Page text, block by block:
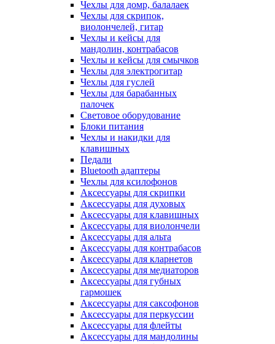
Чехлы для домр, балалаек
Чехлы для скрипок,
виолончелей, гитар
Чехлы и кейсы для
мандолин, контрабасов
Чехлы и кейсы для смычков
Чехлы для электрогитар
Чехлы для гуслей
Чехлы для барабанных
палочек
Световое оборудование
Блоки питания
Чехлы и накидки для
клавишных
Педали
Bluetooth адаптеры
Чехлы для ксилофонов
Аксессуары для скрипки
Аксессуары для духовых
Аксессуары для клавишных
Аксессуары для виолончели
Аксессуары для альта
Аксессуары для контрабасов
Аксессуары для кларнетов
Аксессуары для медиаторов
Аксессуары для губных
гармошек
Аксессуары для саксофонов
Аксессуары для перкуссии
Аксессуары для флейты
Аксессуары для мандолины